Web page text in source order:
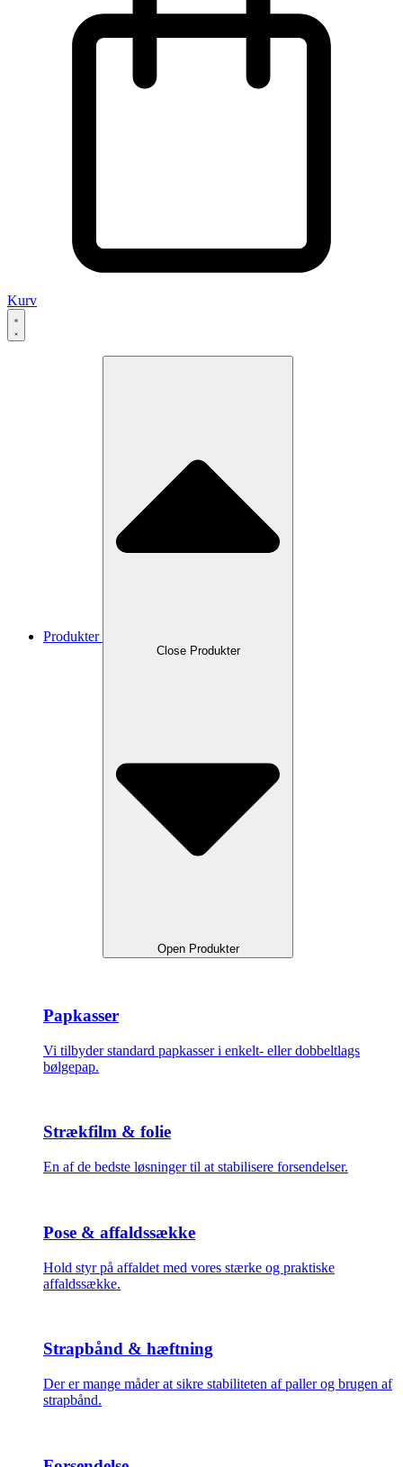
Kurv
Produkter
Close Produkter
Open Produkter
Papkasser
Vi tilbyder standard papkasser i enkelt- eller dobbeltlags
bølgepap.
Strækfilm & folie
En af de bedste løsninger til at stabilisere forsendelser.
Pose & affaldssække
Hold styr på affaldet med vores stærke og praktiske
affaldssække.
Strapbånd & hæftning
Der er mange måder at sikre stabiliteten af paller og brugen af
strapbånd.